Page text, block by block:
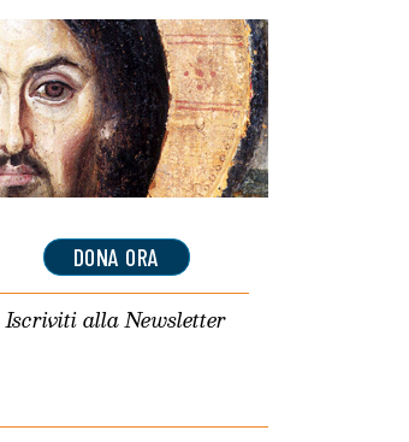
DONA ORA
Iscriviti allaNewsletter